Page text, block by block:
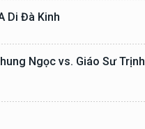
Di Đà Kinh
Ngọc vs. Giáo Sư Trịnh